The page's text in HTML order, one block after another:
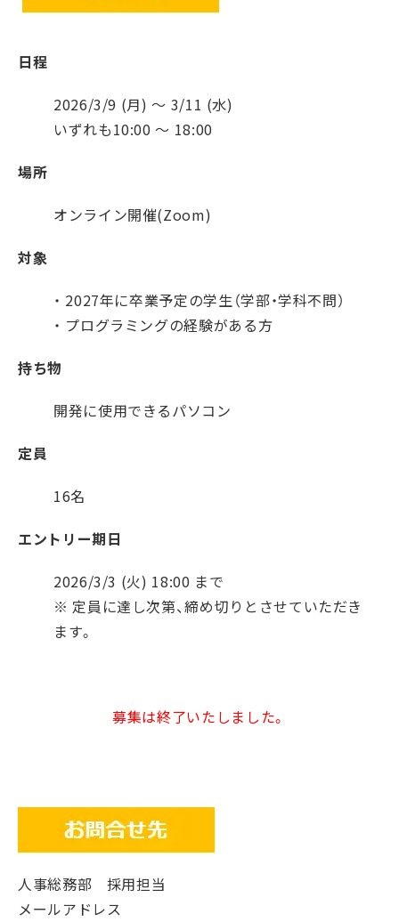
日程
2026/3/9 (月) ～ 3/11 (水)
いずれも10:00 〜 18:00
場所
オンライン開催(Zoom)
対象
・ 2027年に卒業予定の学生（学部・学科不問）
・ プログラミングの経験がある方
持ち物
開発に使用できるパソコン
定員
16名
エントリー期日
2026/3/3 (火) 18:00 まで
※ 定員に達し次第、締め切りとさせていただき
ます。
募集は終了いたしました。
人事総務部 採用担当
メールアドレス